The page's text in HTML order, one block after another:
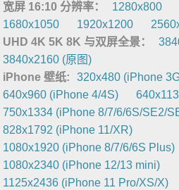
宽屏 16:10 分辨率：
1280x800
1680x1050
1920x1200
UHD 4K 5K 8K 与双屏全景：
3840x2160 (原图)
iPhone 壁纸:
320x480 (iPhone
640x960 (iPhone 4/4S)
750x1334 (iPhone 8/7/6/6S/SE2/
828x1792 (iPhone 11/XR)
1080x1920 (iPhone 8/7/6/6S Plus)
1080x2340 (iPhone 12/13 mini)
1125x2436 (iPhone 11 Pro/XS/X)